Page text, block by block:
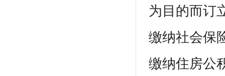
为目的而订
缴纳社会保
缴纳住房公